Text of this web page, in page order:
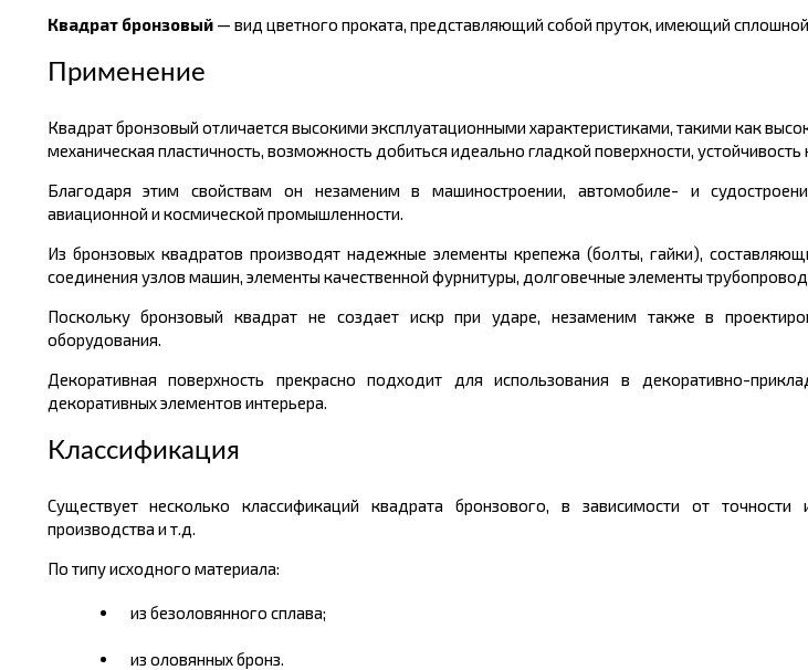
Квадрат бронзовый— вид цветного проката, представляющий собой пруток, имеющий
Применение
Квадрат бронзовый отличается высокими эксплуатационными характеристиками, такими как
механическая пластичность, возможность добиться идеально гладкой поверхности,
Благодаря этим свойствам он незаменим в машиностроении, автомобиле- и
авиационной и космической промышленности.
Из бронзовых квадратов производят надежные элементы крепежа (болты, гайки),
соединения узлов машин, элементы качественной фурнитуры, долговечные элементы
Поскольку бронзовый квадрат не создает искр при ударе, незаменим также в
оборудования.
Декоративная поверхность прекрасно подходит для использования в декоративно-
декоративных элементов интерьера.
Классификация
Существует несколько классификаций квадрата бронзового, в зависимости от точности
производства и т.д.
По типу исходного материала:
из безоловянного сплава;
из оловянных бронз.